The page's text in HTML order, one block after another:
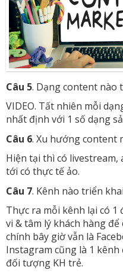
Câu 5. Dạng content nào
VIDEO. Tất nhiên mỗi
nhất định với 1 số dạng
Câu 6. Xu hướng content
Hiện tại thì có livestream,
tới có thực tế ảo.
Câu 7. Kênh nào triển
Thực ra mỗi kênh lại có 1
vi & tâm lý khách hàng
chính bây giờ vẫn là
Instagram cũng là 1
đối tượng KH trẻ.